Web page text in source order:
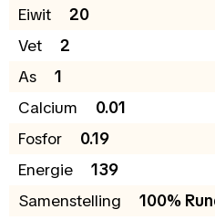
Eiwit
20
Vet
2
As
1
Calcium
0.01
Fosfor
0.19
Energie
139
Samenstelling
100%